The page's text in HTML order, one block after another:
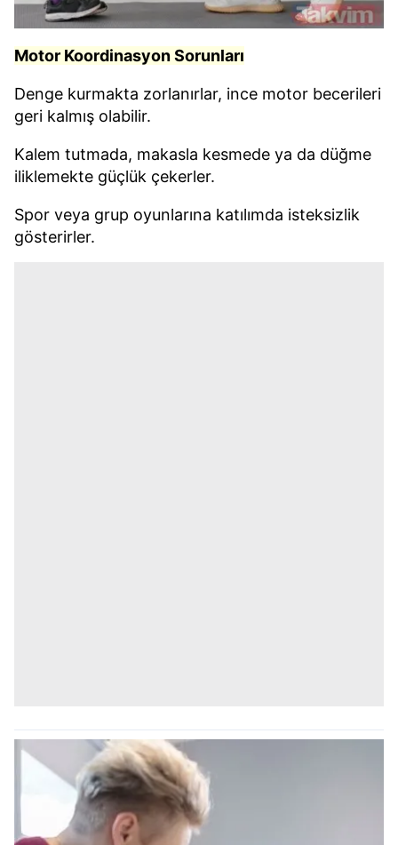
Motor Koordinasyon Sorunları
Denge kurmakta zorlanırlar, ince motor becerileri
geri kalmış olabilir.
Kalem tutmada, makasla kesmede ya da düğme
iliklemekte güçlük çekerler.
Spor veya grup oyunlarına katılımda isteksizlik
gösterirler.